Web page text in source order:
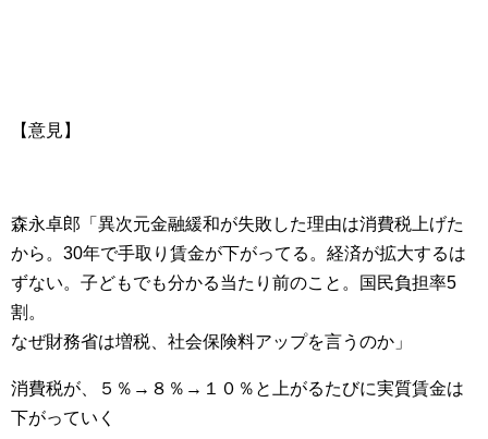
【意見】
森永卓郎「異次元金融緩和が失敗した理由は消費税上げた
から。30年で手取り賃金が下がってる。経済が拡大するは
ずない。子どもでも分かる当たり前のこと。国民負担率5
割。
なぜ財務省は増税、社会保険料アップを言うのか」
消費税が、５％→８％→１０％と上がるたびに実質賃金は
下がっていく